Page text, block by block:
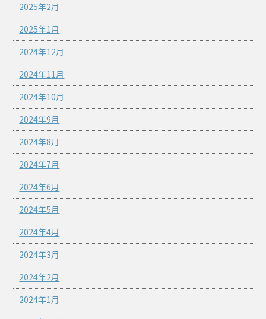
2025年2月
2025年1月
2024年12月
2024年11月
2024年10月
2024年9月
2024年8月
2024年7月
2024年6月
2024年5月
2024年4月
2024年3月
2024年2月
2024年1月